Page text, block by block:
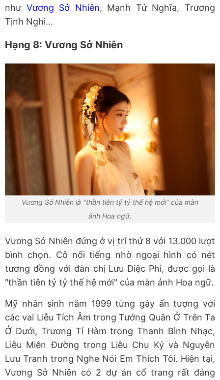
như Vương Sở Nhiên, Mạnh Tử Nghĩa, Trương
Tịnh Nghi...
Hạng 8: Vương Sở Nhiên
Vương Sở Nhiên là "thần tiên tỷ tỷ thế hệ mới" của màn
ảnh Hoa ngữ.
Vương Sở Nhiên đứng ở vị trí thứ 8 với 13.000 lượt
bình chọn. Cô nổi tiếng nhờ ngoại hình có nét
tương đồng với đàn chị Lưu Diệc Phi, được gọi là
"thần tiên tỷ tỷ thế hệ mới" của màn ảnh Hoa ngữ.
Mỹ nhân sinh năm 1999 từng gây ấn tượng với
các vai Liễu Tích Âm trong Tướng Quân Ở Trên Ta
Ở Dưới, Trương Tỉ Hàm trong Thanh Bình Nhạc,
Liễu Miên Đường trong Liễu Chu Ký và Nguyễn
Lưu Tranh trong Nghe Nói Em Thích Tôi. Hiện tại,
Vương Sở Nhiên có 2 dự án cổ trang rất đáng